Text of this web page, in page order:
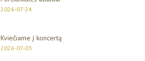
2026-07-24
Kviečiame į koncertą
2026-07-03